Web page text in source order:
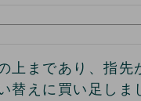
上まであり、指
替えに買い足し